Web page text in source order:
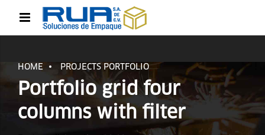
HOME PROJECTS PORTFOLIO
Portfolio grid four
columns with filter